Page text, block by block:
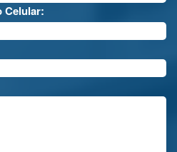
Celular: